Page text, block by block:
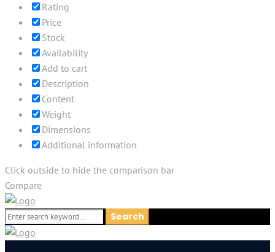
Rating
Price
Stock
Availability
Add to cart
Description
Content
Weight
Dimensions
Additional information
Click outside to hide the comparison bar
Compare
Search
for:
Search